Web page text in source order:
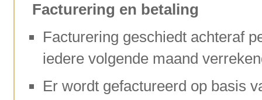
Facturering en betaling
Facturering geschiedt achteraf
iedere volgende maand
Er wordt gefactureerd op basis